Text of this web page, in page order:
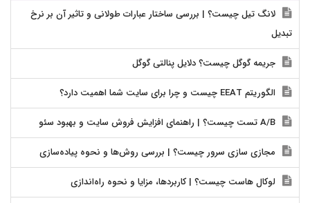
لانگ تیل چیست؟ | بررسی ساختار عبارات طولانی و تاثیر آن بر نرخ
تبدیل
جریمه گوگل چیست؟ دلایل پنالتی گوگل
الگوریتم EEAT چیست و چرا برای سایت شما اهمیت دارد؟
مجازی سازی سرور چیست؟ | بررسی روش‌ها و نحوه پیاده‌سازی
لوکال هاست چیست؟ | کاربردها، مزایا و نحوه راه‌اندازی